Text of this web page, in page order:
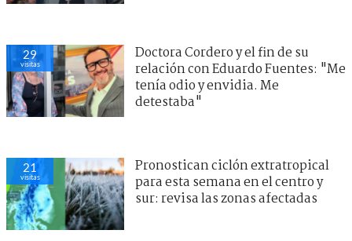
29
visitas
Doctora Cordero y el fin de su
relación con Eduardo Fuentes: "Me
tenía odio y envidia. Me
detestaba"
21
visitas
Pronostican ciclón extratropical
para esta semana en el centro y
sur: revisa las zonas afectadas